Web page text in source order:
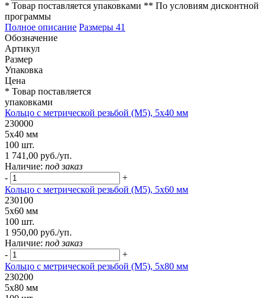
* Товар поставляется упаковками ** По условиям дисконтной
программы
Полное описание Размеры 41
Обозначение
Артикул
Размер
Упаковка
Цена
* Товар поставляется
упаковками
Кольцо с метрической резьбой (М5), 5х40 мм
230000
5х40 мм
100 шт.
1 741,00 руб./уп.
Наличие: под заказ
-
+
Кольцо с метрической резьбой (М5), 5х60 мм
230100
5х60 мм
100 шт.
1 950,00 руб./уп.
Наличие: под заказ
-
+
Кольцо с метрической резьбой (М5), 5х80 мм
230200
5х80 мм